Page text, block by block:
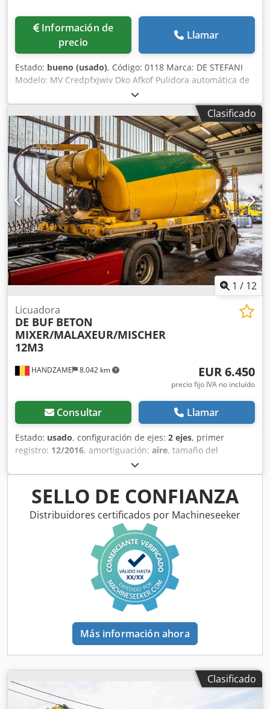
equipo, póngase en contacto por correo electrónico.
Información de
precio
Llamar
Estado: bueno (usado), Código: 0118 Marca: DE STEFANI
Modelo: MV Credpfxjwiv Dko Afkof Pulidora automática de
cantos para pulir poliéster, poliuretano y otras pinturas
Características: Sistema de tracción sobre orugas con
patines de goma Prensor superior manual con ruedas de
goma Barra de soporte ajustable para piezas anchas
Composición: 1.er grupo - 2 cepillos ajustables - Motor de
4 CV 2.º grupo - 1 cepillo - Motor de 2 CV Altura de la
superficie de trabajo: 870 mm Velocidad de avance: de 5 a
25 m/min Longitud de trabajo mín.: 150 mm Altura de
trabajo mín./máx.: 10/100 mm Ancho de trabajo mín.: 50
mm Cabina de protección Cuadro eléctrico Dimensiones
totales: 2700 x 1000 x 1250 h (mm) Peso: 1500 kg
Clasificado
1 / 12
HANDZAME 8.042 km
Licuadora
DE BUF BETON
MIXER/MALAXEUR/MISCHER
12M3
EUR 6.450
precio fijo IVA no incluído
Consultar Llamar
Estado: usado, configuración de ejes: 2 ejes, primer
registro: 12/2016, amortiguación: aire, tamaño del
, distancia entre ejes:
Año de fabricación:2016, Material utilizable: hormigón
Medida de neumáticos: 425/65R22,5 Suspensión:
suspensión neumática Tracción: tracción a las ruedas Peso
en vacío: 7.720 kg Crodpfx Afsuc Dcdskef Carga útil: 28.280
kg MMA: 36.000 kg Marca de la carrocería: DE BUF
SELLO DE CONFIANZA
Distribuidores certificados por Machineseeker
Más información ahora
Clasificado